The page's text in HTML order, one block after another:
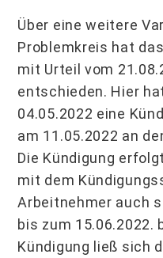
Über eine weitere
Problemkreis hat
mit Urteil vom
entschieden. Hier
04.05.2022 eine
am 11.05.2022 an
Die Kündigung
mit dem
Arbeitnehmer auch
bis zum 15.06.2022.
Kündigung ließ sich